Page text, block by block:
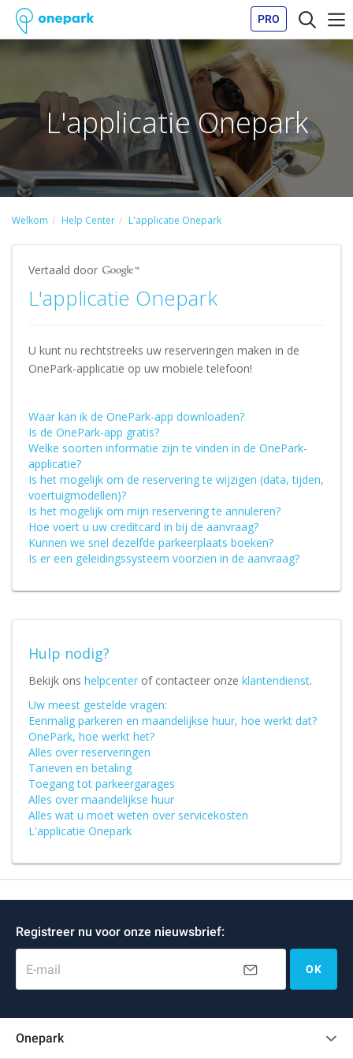
PRO
L'applicatie Onepark
Welkom Help Center L'applicatie Onepark
Vertaald door
L'applicatie Onepark
U kunt nu rechtstreeks uw reserveringen maken in de
OnePark-applicatie op uw mobiele telefoon!
Waar kan ik de OnePark-app downloaden?
Is de OnePark-app gratis?
Welke soorten informatie zijn te vinden in de OnePark-
applicatie?
Is het mogelijk om de reservering te wijzigen (data, tijden,
voertuigmodellen)?
Is het mogelijk om mijn reservering te annuleren?
Hoe voert u uw creditcard in bij de aanvraag?
Kunnen we snel dezelfde parkeerplaats boeken?
Is er een geleidingssysteem voorzien in de aanvraag?
Hulp nodig?
Bekijk ons helpcenter of contacteer onze klantendienst.
Uw meest gestelde vragen:
Eenmalig parkeren en maandelijkse huur, hoe werkt dat?
OnePark, hoe werkt het?
Alles over reserveringen
Tarieven en betaling
Toegang tot parkeergarages
Alles over maandelijkse huur
Alles wat u moet weten over servicekosten
L'applicatie Onepark
Registreer nu voor onze nieuwsbrief:
E-mail OK
Onepark